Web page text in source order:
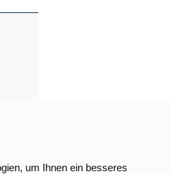
um Ihnen ein besseres
einem